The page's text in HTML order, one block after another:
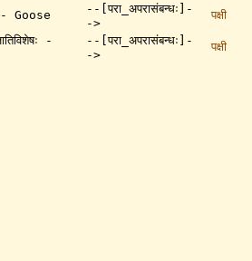
- Goose
--[परा_अपरासंबन्धः]-
->
पक्षी
-
--[परा_अपरासंबन्धः]-
->
पक्षी